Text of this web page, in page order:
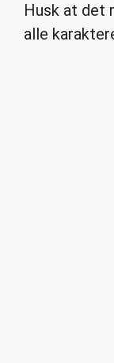
Husk at det
alle